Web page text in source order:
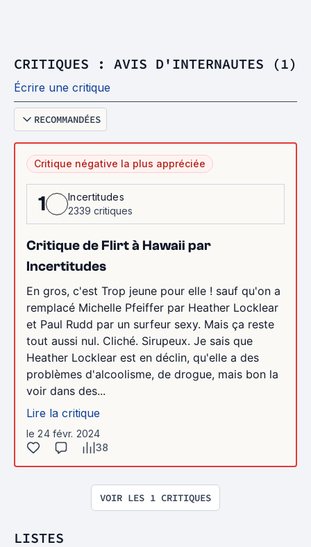
CRITIQUES : AVIS D'INTERNAUTES (1)
Écrire une critique
RECOMMANDÉES
Critique négative la plus appréciée
1
Incertitudes
2339 critiques
Critique de Flirt à Hawaii par
Incertitudes
En gros, c'est Trop jeune pour elle ! sauf qu'on a
remplacé Michelle Pfeiffer par Heather Locklear
et Paul Rudd par un surfeur sexy. Mais ça reste
tout aussi nul. Cliché. Sirupeux. Je sais que
Heather Locklear est en déclin, qu'elle a des
problèmes d'alcoolisme, de drogue, mais bon la
voir dans des...
Lire la critique
le 24 févr. 2024
38
VOIR LES 1 CRITIQUES
LISTES